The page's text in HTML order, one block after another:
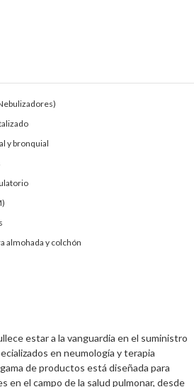
y bronquial
almohada y colchón
estar a la vanguardia en el suministro
en neumología y terapia
de productos está diseñada para
en el campo de la salud pulmonar, desde